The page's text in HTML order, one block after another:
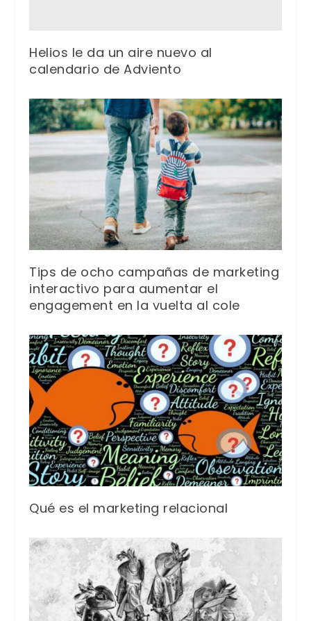
Helios le da un aire nuevo al
calendario de Adviento
Tips de ocho campañas de marketing
interactivo para aumentar el
engagement en la vuelta al cole
Qué es el marketing relacional